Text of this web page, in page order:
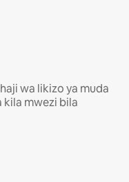
wa likizo ya muda
kila mwezi bila